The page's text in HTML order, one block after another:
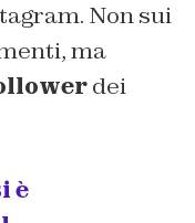
Non sui
ma
dei
è